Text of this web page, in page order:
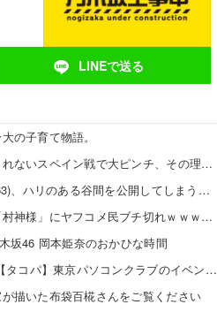
LINEで送る
の子育て物語。
日本代表、絶対負けられないスペイン戦で大ピンチ、その理由がこれｗｗｗｗ 他
【動画】大場久美子(63)、ハリのある谷間を公開してしまうｗｗｗ 他
【悲報】流行語大賞「村神様」にヤフコメ民ブチ切れｗｗｗｗ 他
坂46 岡本姫奈のおかひな時間
【動画】2026.08.08 【タコパ】東京パソコンクラブのイベントの打ち上げしてみた！【話が尽きない】 ／ 乃木坂配信中
が描いた布袋百椛さんをご覧ください